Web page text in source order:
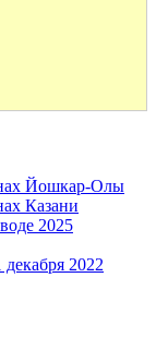
Йошкар-Олы
Казани
2025
2022